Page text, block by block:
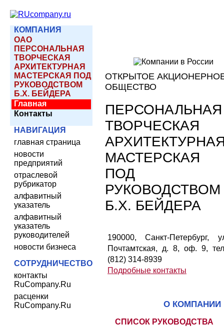
КОМПАНИЯ
ОАО
ПЕРСОНАЛЬНАЯ
ТВОРЧЕСКАЯ
АРХИТЕКТУРНАЯ
МАСТЕРСКАЯ ПОД
РУКОВОДСТВОМ
Б.Х. БЕЙДЕРА
Главная
Контакты
НАВИГАЦИЯ
главная страница
новости
предприятий
отраслевой
рубрикатор
алфавитный
указатель
алфавитный
указатель
руководителей
новости бизнеса
СОТРУДНИЧЕСТВО
контакты
RuCompany.Ru
расценки
RuCompany.Ru
ОТКРЫТОЕ
ОБЩЕСТВО
ПЕРСОНАЛЬНАЯ
ТВОРЧЕСКАЯ
МАСТЕРСКАЯ
ПОД
РУКОВОДСТВОМ
Б.Х. БЕЙДЕРА
190000, Санкт-Петербург,
Почтамтская, д. 8, оф. 9,
(812) 314-8939
Подробные контакты
О КОМПАНИИ
СПИСОК РУКОВОДСТВА